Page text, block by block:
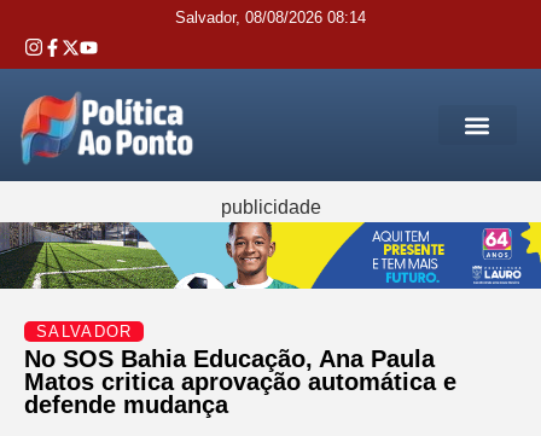
Salvador, 08/08/2026 08:14
publicidade
SALVADOR
No SOS Bahia Educação, Ana Paula
Matos critica aprovação automática e
defende mudança